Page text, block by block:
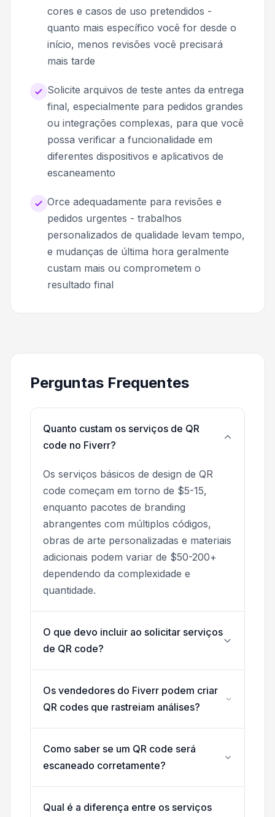
cores e casos de uso pretendidos -
quanto mais específico você for desde o
início, menos revisões você precisará
mais tarde
Solicite arquivos de teste antes da entrega
final, especialmente para pedidos grandes
ou integrações complexas, para que você
possa verificar a funcionalidade em
diferentes dispositivos e aplicativos de
escaneamento
Orce adequadamente para revisões e
pedidos urgentes - trabalhos
personalizados de qualidade levam tempo,
e mudanças de última hora geralmente
custam mais ou comprometem o
resultado final
Perguntas Frequentes
Quanto custam os serviços de QR
code no Fiverr?
Os serviços básicos de design de QR
code começam em torno de $5-15,
enquanto pacotes de branding
abrangentes com múltiplos códigos,
obras de arte personalizadas e materiais
adicionais podem variar de $50-200+
dependendo da complexidade e
quantidade.
O que devo incluir ao solicitar serviços
de QR code?
Os vendedores do Fiverr podem criar
QR codes que rastreiam análises?
Como saber se um QR code será
escaneado corretamente?
Qual é a diferença entre os serviços